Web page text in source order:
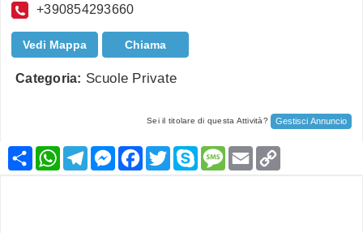
+390854293660
Vedi Mappa Chiama
Categoria: Scuole Private
Sei il titolare di questa Attività? Gestisci Annuncio
CondividiWhatsApp
TelegramMessenger
Facebook
TwitterSkypeMessage
Email